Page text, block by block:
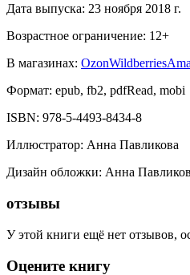
Дата выпуска: 23 ноября 2018 г.
Возрастное ограничение: 12+
В магазинах: OzonWildberries
Формат: epub, fb2, pdfRead, mobi
ISBN: 978-5-4493-8434-8
Иллюстратор: Анна Павликова
Дизайн обложки: Анна
отзывы
У этой книги ещё нет отзывов,
Оцените книгу